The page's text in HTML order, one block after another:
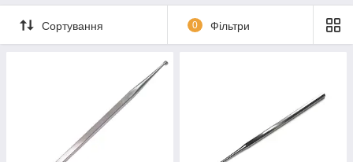
Сортування 0 Фільтри